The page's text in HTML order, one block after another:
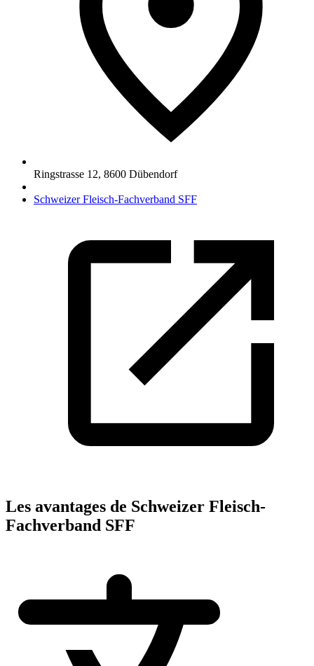
Ringstrasse 12, 8600 Dübendorf
Schweizer Fleisch-Fachverband SFF
Les avantages de Schweizer Fleisch-
Fachverband SFF